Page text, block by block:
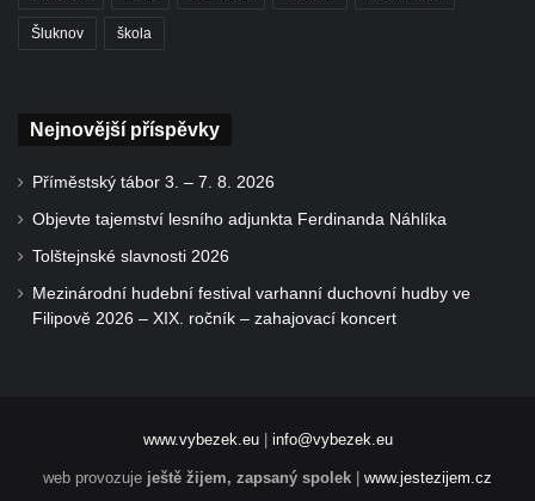
Šluknov škola
Nejnovější příspěvky
Příměstský tábor 3. – 7. 8. 2026
Objevte tajemství lesního adjunkta Ferdinanda Náhlíka
Tolštejnské slavnosti 2026
Mezinárodní hudební festival varhanní duchovní hudby ve
Filipově 2026 – XIX. ročník – zahajovací koncert
www.vybezek.eu| info@vybezek.eu
web provozuje ještě žijem, zapsaný spolek | www.jestezijem.cz